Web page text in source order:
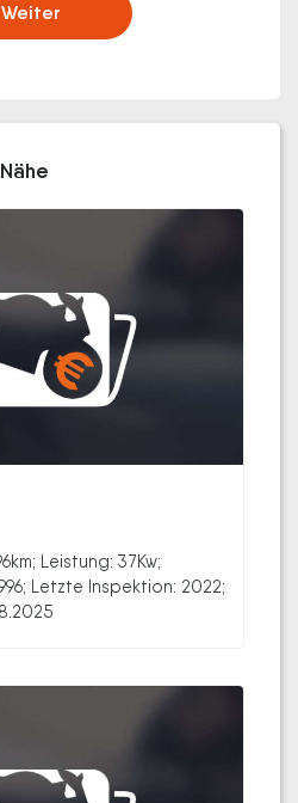
Weiter
Leistung: 37Kw;
Letzte Inspektion: 2022;